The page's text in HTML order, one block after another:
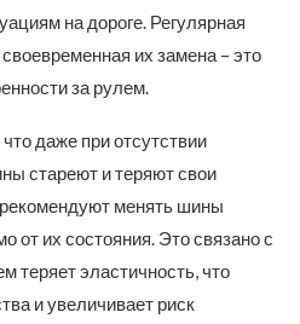
на дороге. Регулярная
их замена – это
за рулем.
даже при отсутствии
стареют и теряют свои
менять шины
от их состояния. Это связано с
теряет эластичность, что
и увеличивает риск